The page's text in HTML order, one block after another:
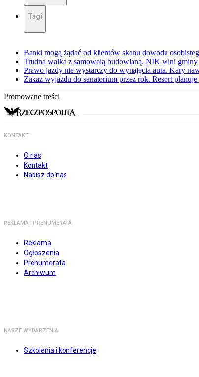
Tagi
Banki mogą żądać od klientów skanu dowodu
Trudna walka z samowolą budowlaną. NIK wini
Prawo jazdy nie wystarczy do wynajęcia auta. Kary
Zakaz wyjazdu do sanatorium przez rok. Resort
Promowane treści
KONTAKT
O nas
Kontakt
Napisz do nas
REKLAMA I PRENUMERATA
Reklama
Ogłoszenia
Prenumerata
Archiwum
NASZE WYDARZENIA
Szkolenia i konferencje